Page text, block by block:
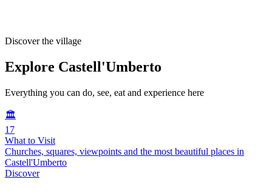
Discover the village
Explore Castell'Umberto
Everything you can do, see, eat and experience here
🏛️
17
What to Visit
Churches, squares, viewpoints and the most beautiful places in
Castell'Umberto
Discover